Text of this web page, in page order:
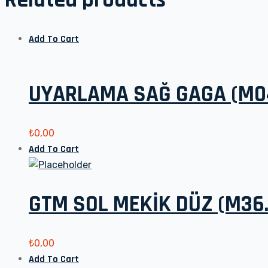
Add To Cart
UYARLAMA SAĞ GAGA
₺0,00
Add To Cart
GTM SOL MEKİK DÜZ
₺0,00
Add To Cart